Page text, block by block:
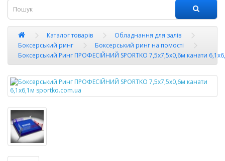
Каталог товарів
Обладнання для залів
Боксерський ринг
Боксерський ринг на помості
Боксерський Ринг ПРОФЕСІЙНИЙ SPORTKO 7,5х7,5х0,6м канати